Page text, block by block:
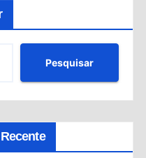
Pesquisar